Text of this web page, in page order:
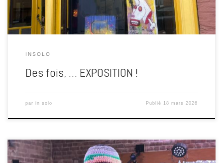
INSOLO
Des fois, … EXPOSITION !
par in solo Publié 18 mars 2026